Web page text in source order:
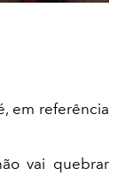
em referência
vai quebrar